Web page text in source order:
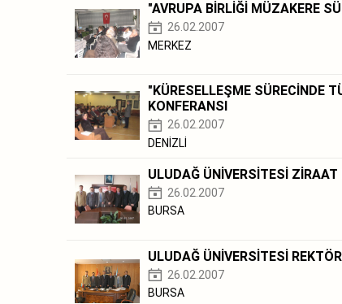
"AVRUPA BİRLİĞİ MÜZAKERE
26.02.2007
MERKEZ
"KÜRESELLEŞME SÜRECİNDE
KONFERANSI
26.02.2007
DENİZLİ
ULUDAĞ ÜNİVERSİTESİ
26.02.2007
BURSA
ULUDAĞ ÜNİVERSİTESİ
26.02.2007
BURSA